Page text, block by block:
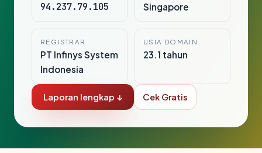
94.237.79.105 Singapore
REGISTRAR
PT Infinys System
Indonesia
USIA DOMAIN
23.1 tahun
Laporan lengkap ↓ Cek Gratis